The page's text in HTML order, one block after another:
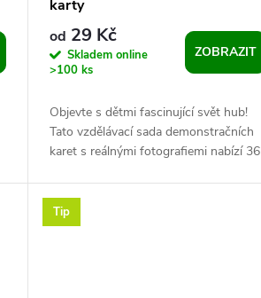
karty
od 29 Kč
Skladem online
>100 ks
ZOBRAZIT
Objevte s dětmi fascinující svět hub!
Tato vzdělávací sada demonstračních
karet s reálnými fotografiemi nabízí 36
Tip